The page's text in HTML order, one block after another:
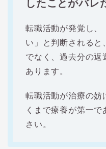
したことがバレ
転職活動が発覚し、
い」と判断されると
でなく、過去分の返
あります。
転職活動が治療の妨
くまで療養が第一
さい。